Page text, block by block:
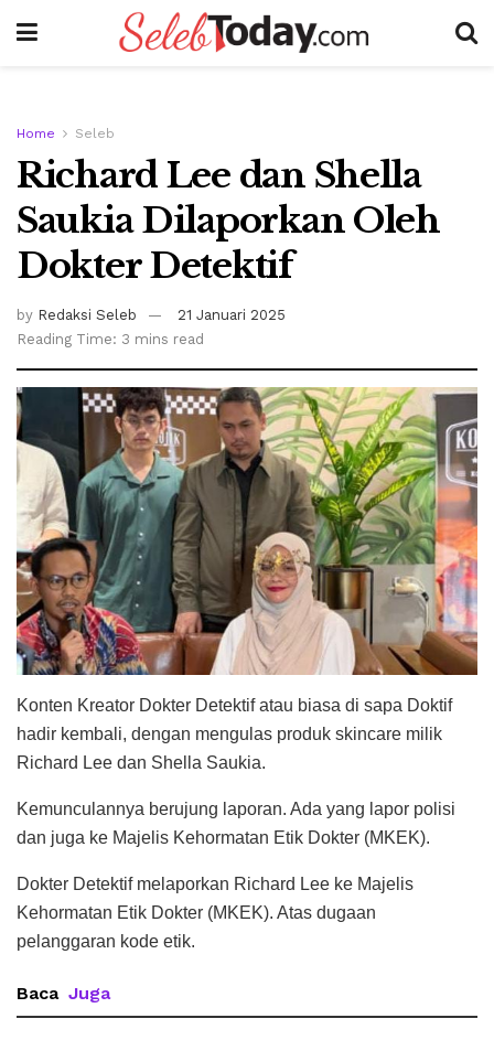
Home Seleb
Richard Lee dan Shella
Saukia Dilaporkan Oleh
Dokter Detektif
by Redaksi Seleb
21 Januari 2025
Reading Time: 3 mins read
Konten Kreator Dokter Detektif atau biasa di sapa Doktif
hadir kembali, dengan mengulas produk skincare milik
Richard Lee dan Shella Saukia.
Kemunculannya berujung laporan. Ada yang lapor polisi
dan juga ke Majelis Kehormatan Etik Dokter (MKEK).
Dokter Detektif melaporkan Richard Lee ke Majelis
Kehormatan Etik Dokter (MKEK). Atas dugaan
pelanggaran kode etik.
Baca Juga